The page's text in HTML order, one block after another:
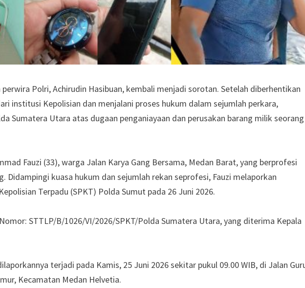
perwira Polri, Achirudin Hasibuan, kembali menjadi sorotan. Setelah diberhentikan
institusi Kepolisian dan menjalani proses hukum dalam sejumlah perkara,
Sumatera Utara atas dugaan penganiayaan dan perusakan barang milik seorang
Fauzi (33), warga Jalan Karya Gang Bersama, Medan Barat, yang berprofesi
Didampingi kuasa hukum dan sejumlah rekan seprofesi, Fauzi melaporkan
Terpadu (SPKT) Polda Sumut pada 26 Juni 2026.
STTLP/B/1026/VI/2026/SPKT/Polda Sumatera Utara, yang diterima Kepala
terjadi pada Kamis, 25 Juni 2026 sekitar pukul 09.00 WIB, di Jalan
Kecamatan Medan Helvetia.